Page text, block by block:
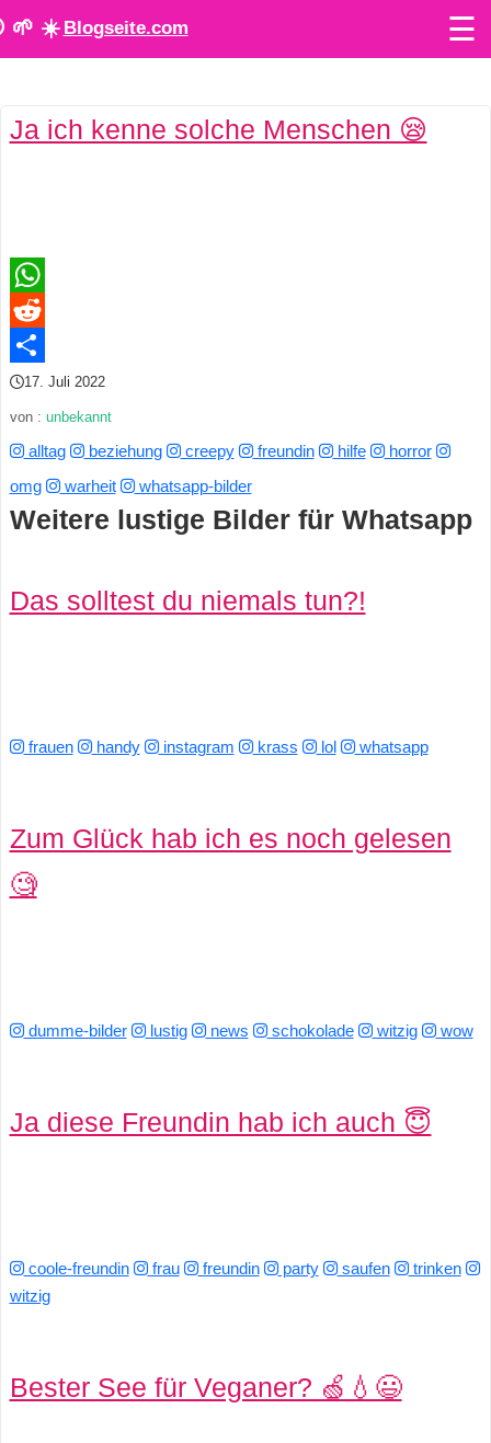
🌱 ☀️ Blogseite.com ☰
n
n
e
T
o
o
l
s
S
r
c
u
m
t
Ja ich kenne solche Menschen 😪
WhatsApp
Reddit
Teilen17. Juli 2022
von : unbekannt
alltag beziehung creepy freundin hilfe
horror
omg
warheit whatsapp-bilder
Weitere lustige Bilder für Whatsapp
Das solltest du niemals tun?!
frauen handy instagram krass lol whatsapp
Zum Glück hab ich es noch gelesen
🧐
dumme-bilder lustig news schokolade witzig wow
Ja diese Freundin hab ich auch 😇
coole-freundin frau freundin party saufen
trinken
witzig
Bester See für Veganer? 🍏💧😃